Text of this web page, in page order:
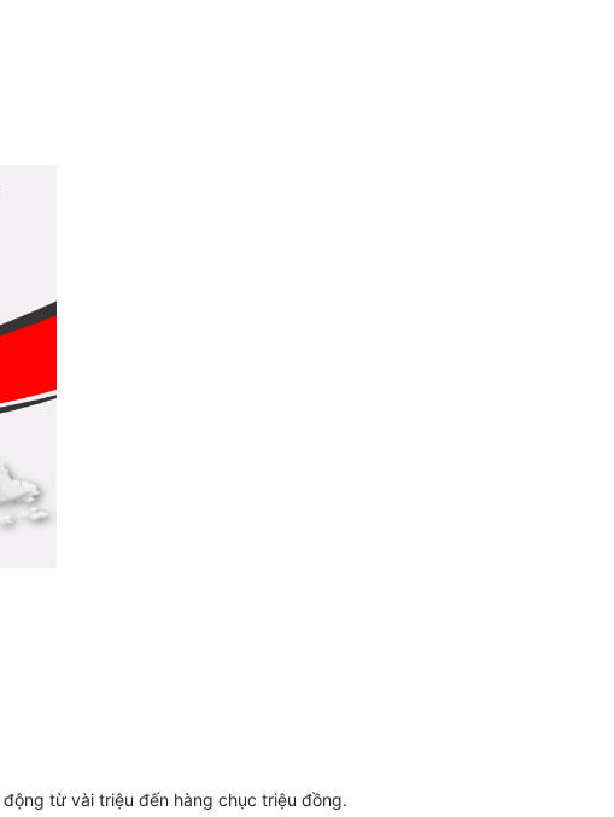
từ vài triệu đến hàng chục triệu đồng.